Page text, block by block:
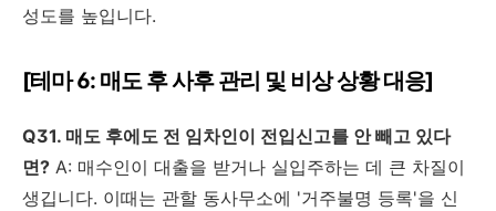
성도를 높입니다.
[테마 6: 매도 후 사후 관리 및 비상 상황 대응]
Q31. 매도 후에도 전 임차인이 전입신고를 안 빼고 있다
면? A: 매수인이 대출을 받거나 실입주하는 데 큰 차질이
생깁니다. 이때는 관할 동사무소에 '거주불명 등록'을 신